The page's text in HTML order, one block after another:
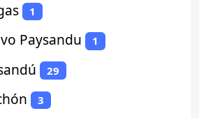
1
Paysandu 1
29
3